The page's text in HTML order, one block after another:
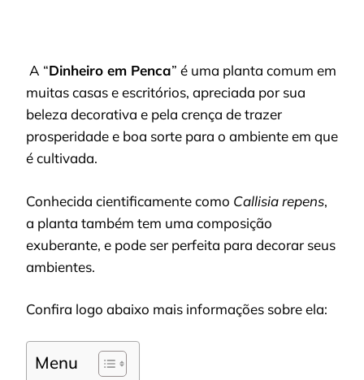
A “Dinheiro em Penca” é uma planta comum em
muitas casas e escritórios, apreciada por sua
beleza decorativa e pela crença de trazer
prosperidade e boa sorte para o ambiente em que
é cultivada.
Conhecida cientificamente como Callisia repens,
a planta também tem uma composição
exuberante, e pode ser perfeita para decorar seus
ambientes.
Confira logo abaixo mais informações sobre ela:
Menu